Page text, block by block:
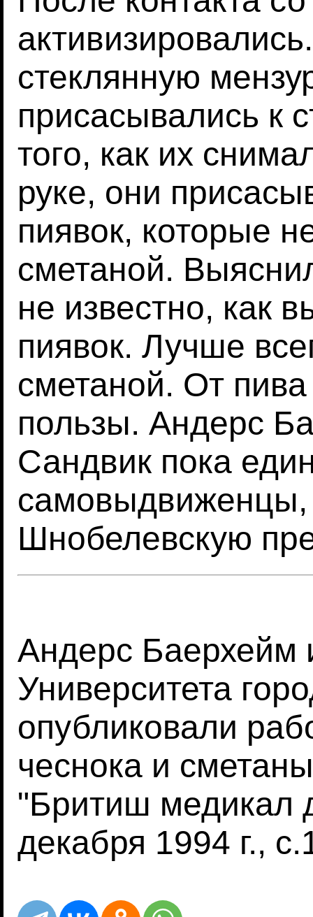
стеклянную
присасывались к
того, как их
руке, они
пиявок, которые
сметаной.
не известно, как
пиявок. Лучше
сметаной. От
пользы. Андерс
Сандвик пока
Шнобелевскую
Андерс Баерхейм
Университета
опубликовали
чеснока и
"Бритиш медикал
декабря 1994 г.,